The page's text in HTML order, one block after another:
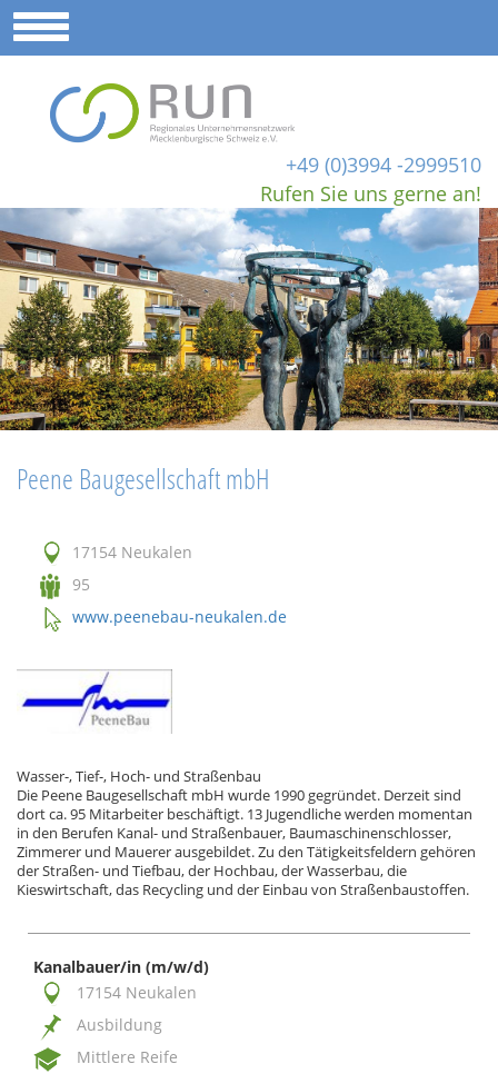
+49 (0)3994 -2999510
Rufen Sie uns gerne an!
Peene Baugesellschaft mbH
17154 Neukalen
95
www.peenebau-neukalen.de
Wasser-, Tief-, Hoch- und Straßenbau
Die Peene Baugesellschaft mbH wurde 1990 gegründet. Derzeit sind
dort ca. 95 Mitarbeiter beschäftigt. 13 Jugendliche werden momentan
in den Berufen Kanal- und Straßenbauer, Baumaschinenschlosser,
Zimmerer und Mauerer ausgebildet. Zu den Tätigkeitsfeldern gehören
der Straßen- und Tiefbau, der Hochbau, der Wasserbau, die
Kieswirtschaft, das Recycling und der Einbau von Straßenbaustoffen.
Kanalbauer/in (m/w/d)
17154 Neukalen
Ausbildung
Mittlere Reife